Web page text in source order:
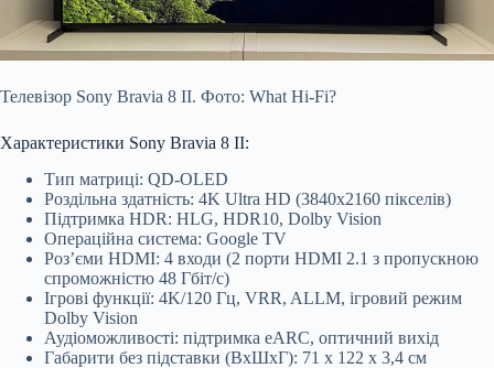
Телевізор Sony Bravia 8 II. Фото: What Hi-Fi?
Характеристики Sony Bravia 8 II:
Тип матриці: QD-OLED
Роздільна здатність: 4K Ultra HD (3840х2160 пікселів)
Підтримка HDR: HLG, HDR10, Dolby Vision
Операційна система: Google TV
Роз’єми HDMI: 4 входи (2 порти HDMI 2.1 з пропускною
спроможністю 48 Гбіт/с)
Ігрові функції: 4K/120 Гц, VRR, ALLM, ігровий режим
Dolby Vision
Аудіоможливості: підтримка eARC, оптичний вихід
Габарити без підставки (ВхШхГ): 71 х 122 х 3,4 см